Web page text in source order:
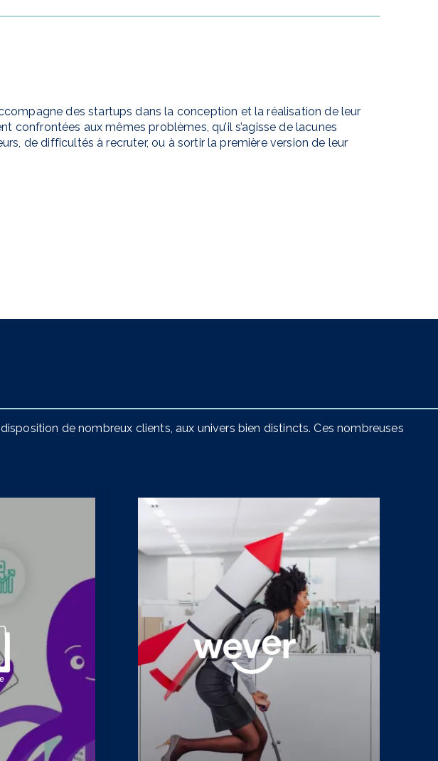
des startups dans la conception et la réalisation de leur
confrontées aux mêmes problèmes, qu’il s’agisse de lacunes
de difficultés à recruter, ou à sortir la première version de leur
de nombreux clients, aux univers bien distincts. Ces nombreuses